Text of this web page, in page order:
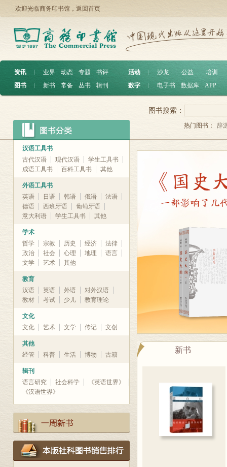
欢迎光临商务印书馆， 返回首页
资讯 ︱ 业界 动态 专题
书评
图书
︱ 新书 常备 丛书 辑刊
活动 沙龙 公益
培训
数字
电子书 数据库 APP
汉语工具书
古代汉语
现代汉语
学生工具书
成语工具书
百科工具书 其他
外语工具书
英语
日语 韩语 俄语
法语
德语
西班牙语
葡萄牙语
意大利语
学生工具书 其他
学术
哲学
宗教 历史 经济
法律
政治
社会 心理 地理
语言
文学
艺术 其他
教育
汉语
英语 外语
对外汉语
教材
考试 少儿 教育理论
文化
文化
艺术 文学 传记 文创
其他
经管
科普 生活 博物 古籍
辑刊
语言研究
社会科学
《英语世界》
《汉语世界》
图书搜索：
热门图书： 辞
新书